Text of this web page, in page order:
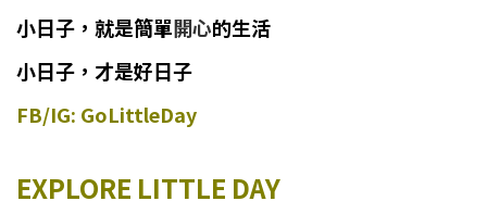
小日子 ， 就是簡單開心的生活
小日子，才是好日子
FB/IG: GoLittleDay
EXPLORE LITTLE DAY